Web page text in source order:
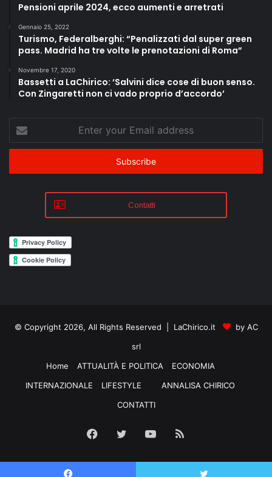
Pensioni aprile 2024, ecco aumenti e arretrati
Gennaio 25, 2022
Turismo, Federalberghi: “Penalizzati dal super green
pass. Madrid ha tre volte le prenotazioni di Roma”
Novembre 17, 2020
Bassetti a LaChirico: ‘Salvini dice cose di buon senso.
Con Zingaretti non ci vado proprio d’accordo’
your
Email
Contatti
© Copyright 2026, All Rights Reserved | LaChirico.it
by AC
srl
Home
ATTUALITÀ E POLITICA
ECONOMIA
INTERNAZIONALE
LIFESTYLE
ANNALISA CHIRICO
CONTATTI
Facebook
Twitter YouTube